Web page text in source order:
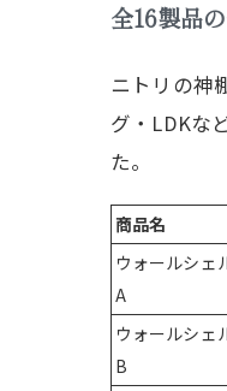
全16製品
ニトリの神
グ・LDKな
た。
商品名
ウォールシェ
A
ウォールシェ
B